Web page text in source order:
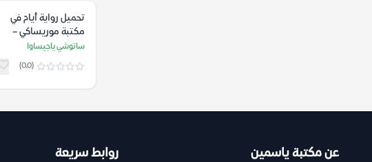
تحميل رواية أيام في
مكتبة موريساكي –
ساتوشي ياجيساوا
ساتوشي ياجيساوا
(0.0)
عن مكتبة ياسمين روابط سريعة